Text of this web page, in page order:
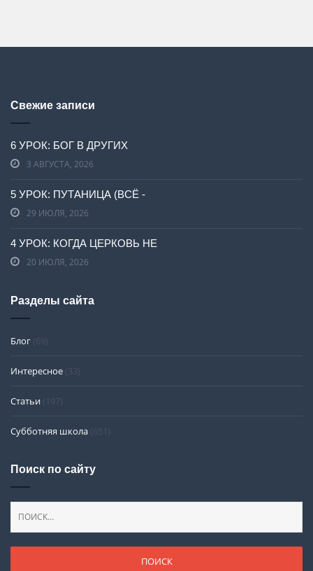
Свежие записи
6 УРОК: БОГ В ДРУГИХ
3 АВГУСТА, 2026
5 УРОК: ПУТАНИЦА (ВСЁ -
29 ИЮЛЯ, 2026
4 УРОК: КОГДА ЦЕРКОВЬ НЕ
20 ИЮЛЯ, 2026
Разделы сайта
Блог (69)
Интересное (33)
Статьи (197)
Субботняя школа (651)
Поиск по сайту